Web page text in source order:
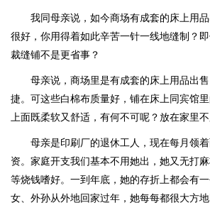
我同母亲说，如今商场有成套的床上用
很好，你用得着如此辛苦一针一线地缝制？
裁缝铺不是更省事？
母亲说，商场里是有成套的床上用品出
捷。可这些白棉布质量好，铺在床上同宾馆
上面既柔软又舒适，有何不可呢？放在家里不
母亲是印刷厂的退休工人，现在每月领
资。家庭开支我们基本不用她出，她又无打
等烧钱嗜好。一到年底，她的存折上都会有
女、外孙从外地回家过年，她每每都很大方